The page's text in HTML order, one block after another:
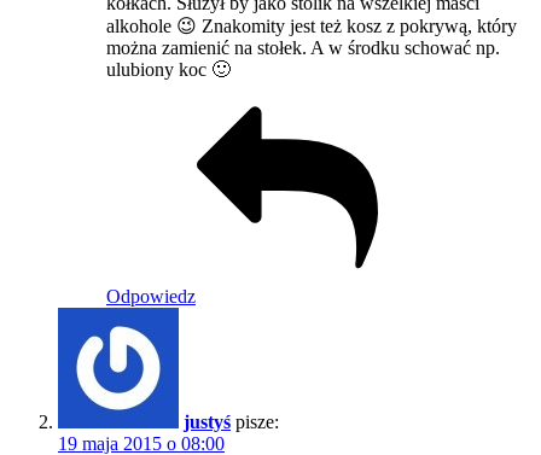
alkohole 😉 Znakomity jest też kosz z pokrywą, który
można zamienić na stołek. A w środku schować np.
ulubiony koc 🙂
Odpowiedz
justyś pisze:
19 maja 2015 o 08:00